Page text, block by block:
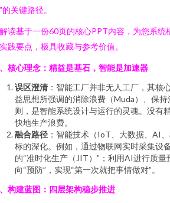
的关键路径。
读基于一份60页的核心PPT内容，为您系统
践要点，极具收藏与参考价值。
核心理念：精益是基石，智能是加速器
误区澄清 ：智能工厂并非无人工厂，其核
益思想所强调的消除浪费（Muda）、保
则，是智能系统设计与运行的灵魂。没有
快地生产浪费。
融合路径 ：智能技术（IoT、大数据、AI
标的深化。例如，通过物联网实时采集设
的“准时化生产（JIT）”；利用AI进行质量
向“预防”，实现“第一次就把事情做对”。
构建蓝图：四层架构稳步推进